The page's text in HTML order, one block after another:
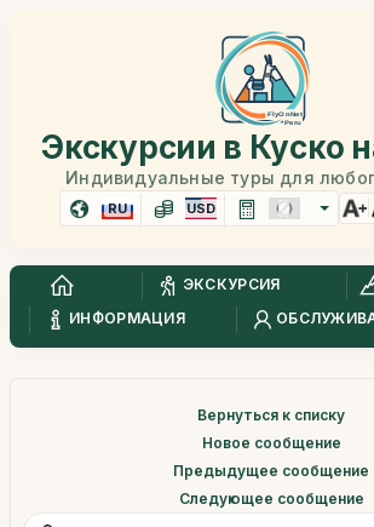
Экскурсии в Куско
Индивидуальные туры для
RU USD
ЭКСКУРСИЯ
ИНФОРМАЦИЯ
Вернуться к списку
Новое сообщение
Предыдущее сообщение
Следующее сообщение